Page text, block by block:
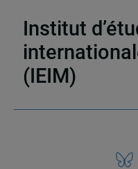
Institut
(IEIM)